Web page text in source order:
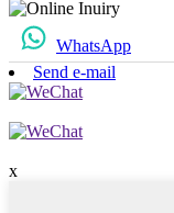
WhatsApp
Send e-mail
x